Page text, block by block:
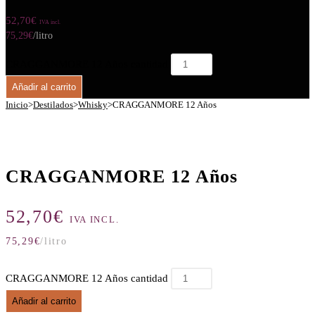
52,70€ IVA incl.
75,29€/litro
Añadir al carrito
Inicio>Destilados>Whisky>CRAGGANMORE 12 Años
CRAGGANMORE 12 Años
52,70€ IVA INCL.
75,29€/litro
CRAGGANMORE 12 Años cantidad
Añadir al carrito